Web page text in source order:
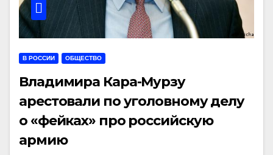
В РОССИИ ОБЩЕСТВО
Владимира Кара-Мурзу
арестовали по уголовному делу
о «фейках» про российскую
армию